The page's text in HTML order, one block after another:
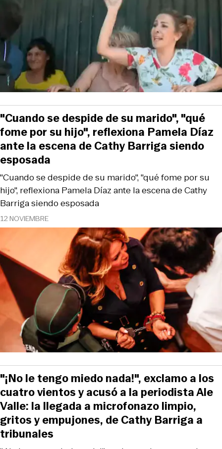
12 NOVIEMBRE
"Cuando se despide de su marido", "qué fome por su
hijo", reflexiona Pamela Díaz ante la escena de Cathy
Barriga siendo esposada
"Cuando se despide de su marido", "qué
fome por su hijo", reflexiona Pamela Díaz
ante la escena de Cathy Barriga siendo
esposada
"¡No le tengo miedo nada!", exclamo a los
cuatro vientos y acusó a la periodista Ale
Valle: la llegada a microfonazo limpio,
gritos y empujones, de Cathy Barriga a
tribunales